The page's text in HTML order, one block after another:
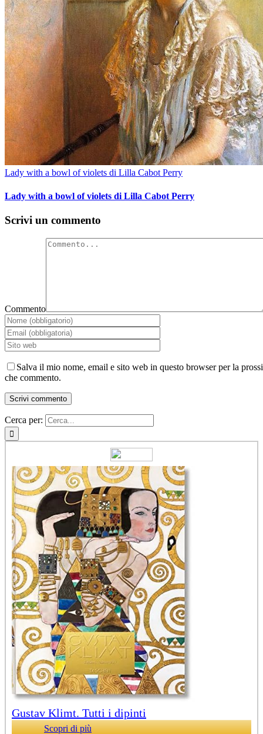
Lady with a bowl of violets di Lilla Cabot Perry
Lady with a bowl of violets di Lilla Cabot Perry
Scrivi un commento
Commento
Salva il mio nome, email e sito web in questo browser per la
che commento.
Cerca per:
Gustav Klimt. Tutti i dipinti
Scopri di più